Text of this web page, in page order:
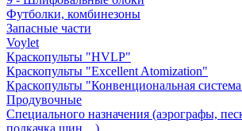
Футболки, комбинезоны
Запасные части
Voylet
Краскопульты "HVLP"
Краскопульты "Excellent Atomization"
Краскопульты "Конвенциональная
Продувочные
Специального назначения (аэрографы,
подкачка шин....)